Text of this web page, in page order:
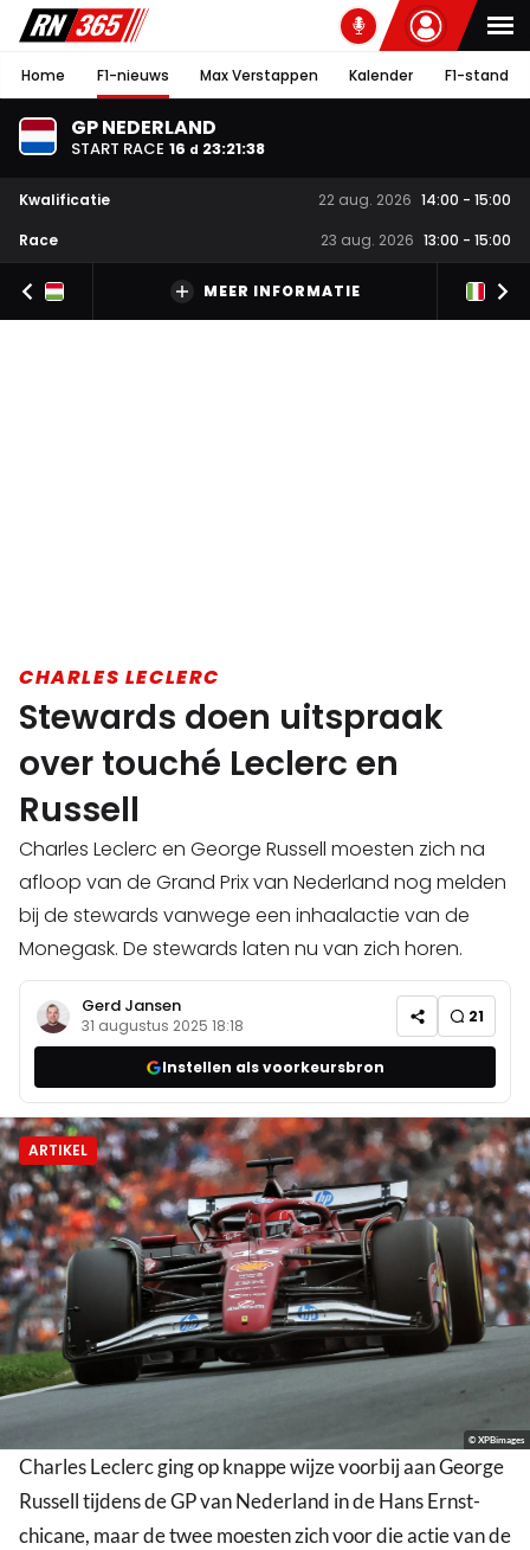
Home F1-nieuws Max Verstappen Kalender F1-stand
GP NEDERLAND
START RACE 16 d 23:21:37
Kwalificatie 22 aug. 2026 14:00 - 15:00
Race
23 aug. 2026 13:00 - 15:00
MEER INFORMATIE
CHARLES LECLERC
Stewards doen uitspraak
over touché Leclerc en
Russell
Charles Leclerc en George Russell moesten zich na
afloop van de Grand Prix van Nederland nog melden
bij de stewards vanwege een inhaalactie van de
Monegask. De stewards laten nu van zich horen.
Gerd Jansen
31 augustus 2025 18:18 21
Instellen als voorkeursbron
ARTIKEL
© XPBimages
Charles Leclerc ging op knappe wijze voorbij aan George
Russell tijdens de GP van Nederland in de Hans Ernst-
chicane, maar de twee moesten zich voor die actie van de